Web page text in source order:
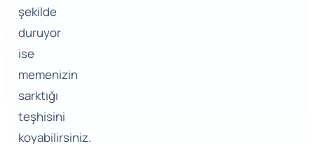
şekilde
duruyor
ise
memenizin
sarktığı
teşhisini
koyabilirsiniz.